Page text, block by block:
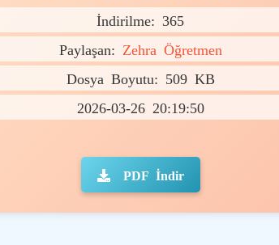
İndirilme: 365
Paylaşan: Zehra Öğretmen
Dosya Boyutu: 509 KB
2026-03-26 20:19:50
PDF İndir